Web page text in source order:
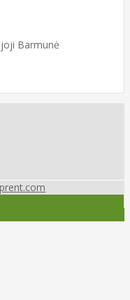
Barmunė